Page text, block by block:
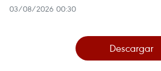
03/08/2026 00:30
Descargar